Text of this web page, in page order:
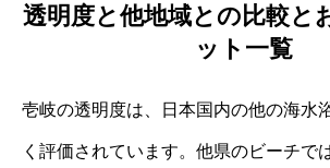
透明度と他地域との比較と
ット一覧
壱岐の透明度は、日本国内の他の海水
く評価されています。他県のビーチで